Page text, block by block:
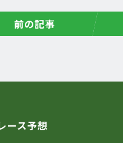
前の記事
ース予想